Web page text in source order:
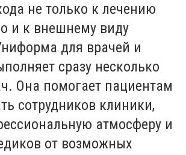
не только к лечению
и к внешнему виду
для врачей и
сразу несколько
Она помогает пациентам
сотрудников клиники,
атмосферу и
от возможных